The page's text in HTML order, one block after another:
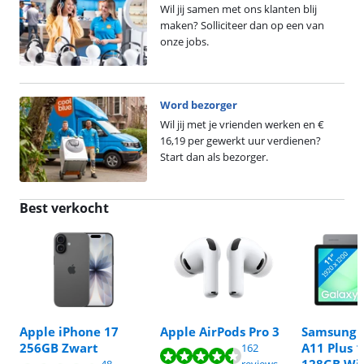
Wil jij samen met ons klanten blij
maken? Solliciteer dan op een van
onze jobs.
Word bezorger
Wil jij met je vrienden werken en €
16,19 per gewerkt uur verdienen?
Start dan als bezorger.
Best verkocht
Apple iPhone 17
256GB Zwart
Apple AirPods Pro 3
Beoordeling is 9,0 van de 10, gebaseerd op 162 reviews.
162
Samsung
A11 Plus